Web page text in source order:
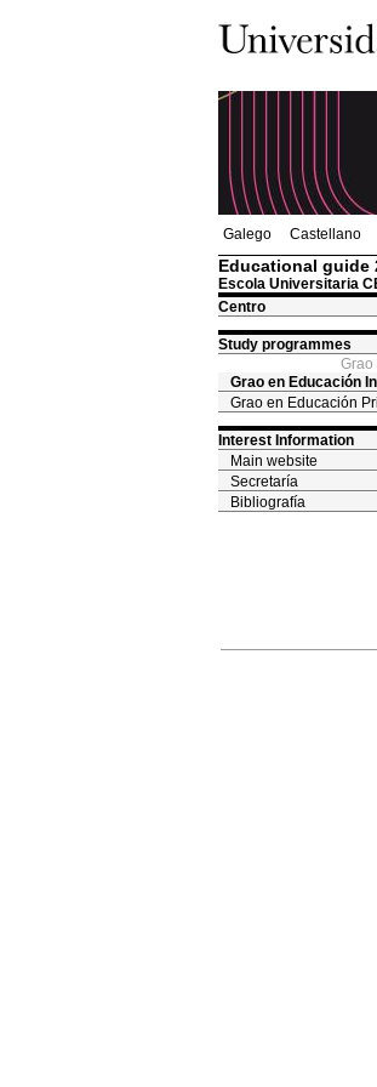
Galego Castellano
Educational guide
Escola Universitaria
Centro
Study programmes
Grao
Grao en Educación
Grao en Educación
Interest Information
Main website
Secretaría
Bibliografía